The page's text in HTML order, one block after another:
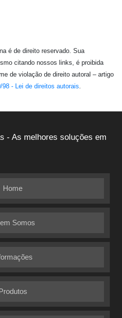
é de direito reservado. Sua
citando nossos links, é proibida
de violação de direito autoral – artigo
98 - Lei de direitos autorais.
- As melhores soluções em
Home
Somos